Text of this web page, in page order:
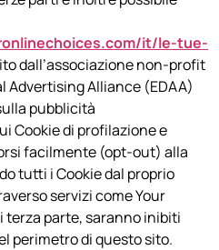
it/le-tue-
dall’associazione non-profit
Advertising Alliance (EDAA)
pubblicità
Cookie di profilazione e
facilmente (opt-out) alla
tutti i Cookie dal proprio
servizi come Your
terza parte, saranno inibiti
perimetro di questo sito.